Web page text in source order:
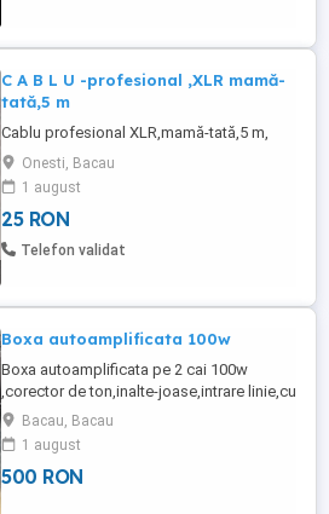
C A B L U -profesional ,XLR mamă-
tată,5 m
Cablu profesional XLR,mamă-tată,5 m,
Onesti, Bacau
1 august
25 RON
Telefon validat
Boxa autoamplificata 100w
Boxa autoamplificata pe 2 cai 100w
,corector de ton,inalte-joase,intrare linie,cu
corectie ton ,intrare linie fara corectie ton.
Difuzor joase 15' dif inalte 2',filtru pasiv 2
cai. Dimensiuni Inaltime= 58 cm , latime =
46 cm, Adincime = 40 cm 26kg .Carcasa
Bacau, Bacau
1 august
500 RON